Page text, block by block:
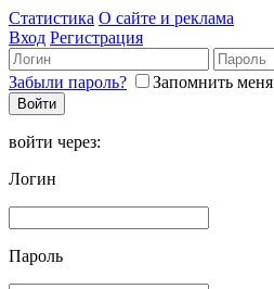
Статистика О сайте и реклама
Вход Регистрация
Забыли пароль? Запомнить меня
войти через:
Логин
Пароль